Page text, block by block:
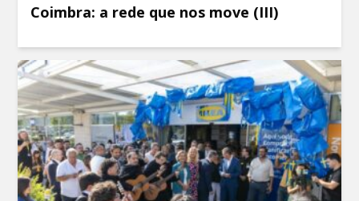
Coimbra: a rede que nos move (III)